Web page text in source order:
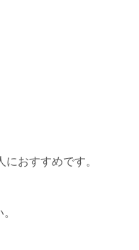
おすすめです。